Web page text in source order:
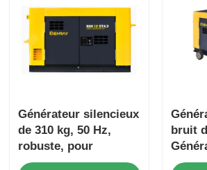
Générateur silencieux
de 310 kg, 50 Hz,
robuste, pour
secours d'urgence
bruit